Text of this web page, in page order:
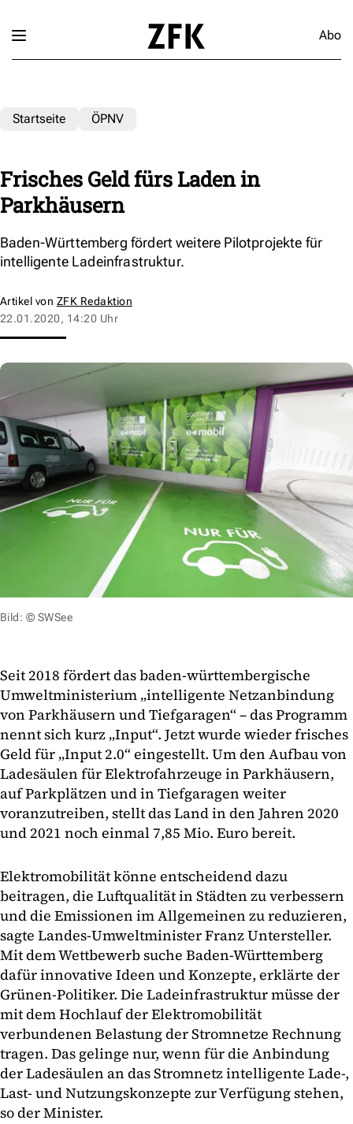
Abo
Startseite ÖPNV
Frisches Geld fürs Laden in
Parkhäusern
Baden-Württemberg fördert weitere Pilotprojekte für
intelligente Ladeinfrastruktur.
Artikel von ZFK Redaktion
22.01.2020, 14:20 Uhr
Bild: © SWSee
Seit 2018 fördert das baden-württembergische
Umweltministerium „intelligente Netzanbindung
von Parkhäusern und Tiefgaragen“ – das Programm
nennt sich kurz „Input“. Jetzt wurde wieder frisches
Geld für „Input 2.0“ eingestellt. Um den Aufbau von
Ladesäulen für Elektrofahrzeuge in Parkhäusern,
auf Parkplätzen und in Tiefgaragen weiter
voranzutreiben, stellt das Land in den Jahren 2020
und 2021 noch einmal 7,85 Mio. Euro bereit.
Elektromobilität könne entscheidend dazu
beitragen, die Luftqualität in Städten zu verbessern
und die Emissionen im Allgemeinen zu reduzieren,
sagte Landes-Umweltminister Franz Untersteller.
Mit dem Wettbewerb suche Baden-Württemberg
dafür innovative Ideen und Konzepte, erklärte der
Grünen-Politiker. Die Ladeinfrastruktur müsse der
mit dem Hochlauf der Elektromobilität
verbundenen Belastung der Stromnetze Rechnung
tragen. Das gelinge nur, wenn für die Anbindung
der Ladesäulen an das Stromnetz intelligente Lade-,
Last- und Nutzungskonzepte zur Verfügung stehen,
so der Minister.